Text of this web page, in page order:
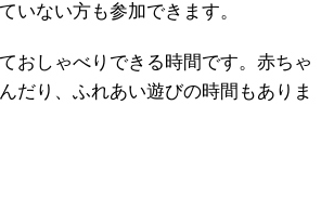
いない方も参加できます。
おしゃべりできる時間です。赤ちゃ
だり、ふれあい遊びの時間もありま